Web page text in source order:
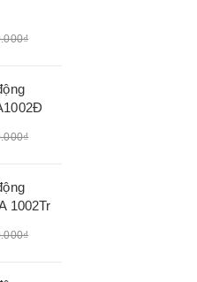
1002Tr